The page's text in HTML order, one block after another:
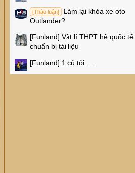
[Thảo luận]
Làm lại khóa xe oto
Outlander?
[Funland] Vật lí THPT hệ quốc tế:
chuẩn bị tài liệu
[Funland] 1 củ tỏi ....